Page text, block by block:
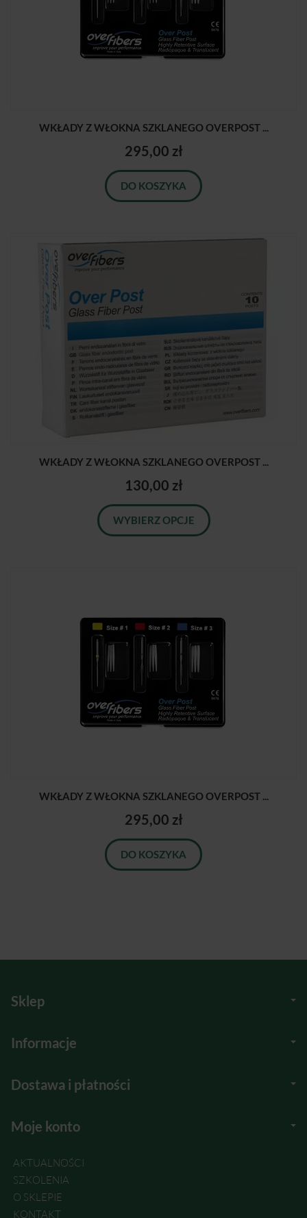
WKŁADY Z WŁOKNA SZKLANEGO OVERPOST ...
295,00 zł
DO KOSZYKA
WKŁADY Z WŁOKNA SZKLANEGO OVERPOST ...
130,00 zł
WYBIERZ OPCJE
WKŁADY Z WŁOKNA SZKLANEGO OVERPOST ...
295,00 zł
DO KOSZYKA
Sklep
Informacje
Dostawa i płatności
Moje konto
AKTUALNOŚCI
SZKOLENIA
O SKLEPIE
KONTAKT